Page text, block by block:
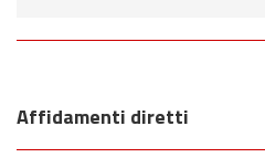
Affidamenti diretti